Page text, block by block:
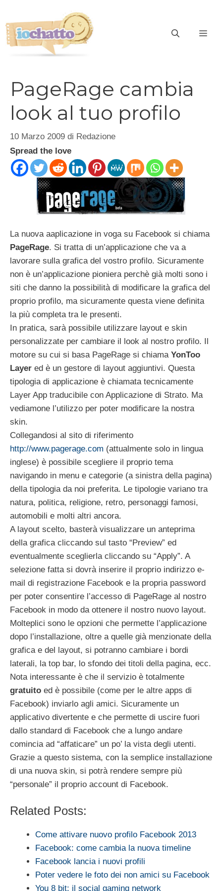
contenuto
PageRage cambia
look al tuo profilo
10 Marzo 2009 di Redazione
Spread the love
La nuova aaplicazione in voga su Facebook si chiama
PageRage. Si tratta di un’applicazione che va a
lavorare sulla grafica del vostro profilo. Sicuramente
non è un’applicazione pioniera perchè già molti sono i
siti che danno la possibilità di modificare la grafica del
proprio profilo, ma sicuramente questa viene definita
la più completa tra le presenti.
In pratica, sarà possibile utilizzare layout e skin
personalizzate per cambiare il look al nostro profilo. Il
motore su cui si basa PageRage si chiama YonToo
Layer ed è un gestore di layout aggiuntivi. Questa
tipologia di applicazione è chiamata tecnicamente
Layer App traducibile con Applicazione di Strato. Ma
vediamone l’utilizzo per poter modificare la nostra
skin.
Collegandosi al sito di riferimento
http://www.pagerage.com (attualmente solo in lingua
inglese) è possibile scegliere il proprio tema
navigando in menu e categorie (a sinistra della pagina)
della tipologia da noi preferita. Le tipologie variano tra
natura, politica, religione, retro, personaggi famosi,
automobili e molti altri ancora.
A layout scelto, basterà visualizzare un anteprima
della grafica cliccando sul tasto “Preview” ed
eventualmente sceglierla cliccando su “Apply”. A
selezione fatta si dovrà inserire il proprio indirizzo e-
mail di registrazione Facebook e la propria password
per poter consentire l’accesso di PageRage al nostro
Facebook in modo da ottenere il nostro nuovo layout.
Molteplici sono le opzioni che permette l’applicazione
dopo l’installazione, oltre a quelle già menzionate della
grafica e del layout, si potranno cambiare i bordi
laterali, la top bar, lo sfondo dei titoli della pagina, ecc.
Nota interessante è che il servizio è totalmente
gratuito ed è possibile (come per le altre apps di
Facebook) inviarlo agli amici. Sicuramente un
applicativo divertente e che permette di uscire fuori
dallo standard di Facebook che a lungo andare
comincia ad “affaticare” un po’ la vista degli utenti.
Grazie a questo sistema, con la semplice installazione
di una nuova skin, si potrà rendere sempre più
“personale” il proprio account di Facebook.
Related Posts:
Come attivare nuovo profilo Facebook 2013
Facebook: come cambia la nuova timeline
Facebook lancia i nuovi profili
Poter vedere le foto dei non amici su Facebook
You 8 bit: il social gaming network